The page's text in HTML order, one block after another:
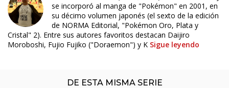
se incorporó al manga de "Pokémon" en 2001, en
su décimo volumen japonés (el sexto de la edición
de NORMA Editorial, "Pokémon Oro, Plata y
Cristal" 2). Entre sus autores favoritos destacan Daijiro
Moroboshi, Fujio Fujiko ("Doraemon") y K Sigue leyendo
DE ESTA MISMA SERIE